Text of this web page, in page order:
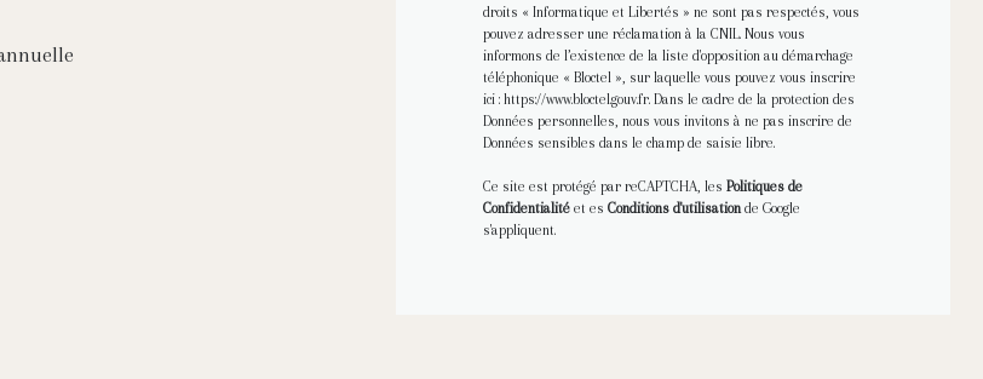
droits « Informatique et Libertés » ne sont pas respectés, vous
pouvez adresser une réclamation à la CNIL. Nous vous
informons de l’existence de la liste d'opposition au démarchage
téléphonique « Bloctel », sur laquelle vous pouvez vous inscrire
ici : https://www.bloctel.gouv.fr. Dans le cadre de la protection des
Données personnelles, nous vous invitons à ne pas inscrire de
Données sensibles dans le champ de saisie libre.
Ce site est protégé par reCAPTCHA, les Politiques de
Confidentialitéet es Conditions d'utilisationde Google
s'appliquent.